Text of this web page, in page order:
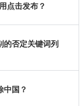
点击发布？
的否定关键词列
中国？